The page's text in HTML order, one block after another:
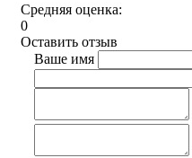
Средняя оценка:
0
Оставить отзыв
Ваше имя